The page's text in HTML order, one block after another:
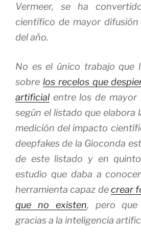
Vermeer, se ha
científico de mayor
del año.
No es el único trabajo que
sobre los recelos que
artificial entre los de mayor
según el listado que elabora
medición del impacto
deepfakesde la Gioconda
de este listado y en
estudio que daba a
herramienta capaz decrear
que no existen, pero que
gracias a la inteligencia